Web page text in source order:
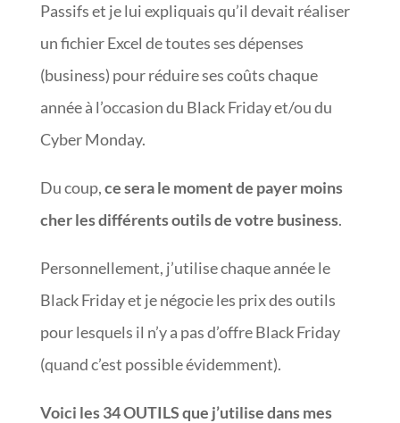
Passifs et je lui expliquais qu’il devait réaliser
un fichier Excel de toutes ses dépenses
(business) pour réduire ses coûts chaque
année à l’occasion du Black Friday et/ou du
Cyber Monday.
Du coup,ce sera le moment de payer moins
cher les différents outils de votre business.
Personnellement, j’utilise chaque année le
Black Friday et je négocie les prix des outils
pour lesquels il n’y a pas d’offre Black Friday
(quand c’est possible évidemment).
Voici les 34 OUTILS que j’utilise dans mes